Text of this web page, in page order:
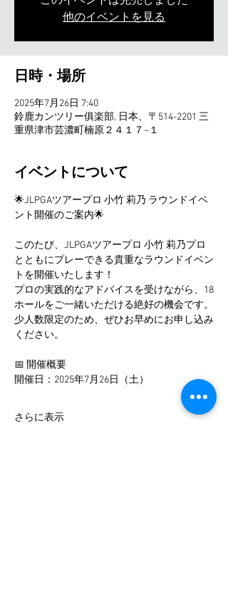
他のイベントを見る
日時・場所
2025年7月26日 7:40
鈴鹿カンツリー俱楽部, 日本、〒514-2201 三
重県津市芸濃町楠原２４１７−１
イベントについて
🌟JLPGAツアープロ 小竹 莉乃 ラウンドイベ
ント開催のご案内🌟
このたび、JLPGAツアープロ 小竹 莉乃プロ
とともにプレーできる貴重なラウンドイベン
トを開催いたします！
プロの実践的なアドバイスを受けながら、18
ホールをご一緒いただける絶好の機会です。
少人数限定のため、ぜひお早めにお申し込み
ください。
📅 開催概要
開催日：2025年7月26日（土）
さらに表示